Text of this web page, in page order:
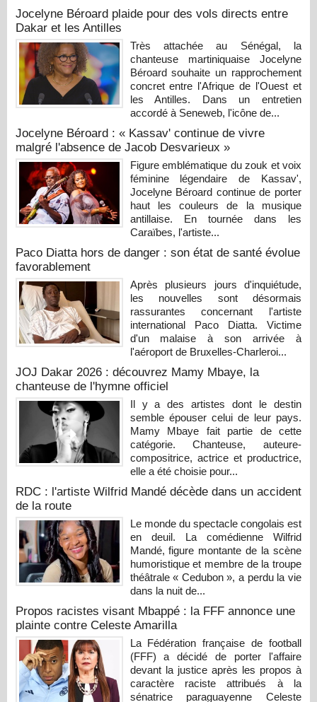
Jocelyne Béroard plaide pour des vols directs entre
Dakar et les Antilles
Très attachée au Sénégal, la
chanteuse martiniquaise Jocelyne
Béroard souhaite un rapprochement
concret entre l'Afrique de l'Ouest et
les Antilles. Dans un entretien
accordé à Seneweb, l'icône de...
Jocelyne Béroard : « Kassav' continue de vivre
malgré l'absence de Jacob Desvarieux »
Figure emblématique du zouk et voix
féminine légendaire de Kassav',
Jocelyne Béroard continue de porter
haut les couleurs de la musique
antillaise. En tournée dans les
Caraïbes, l'artiste...
Paco Diatta hors de danger : son état de santé évolue
favorablement
Après plusieurs jours d'inquiétude,
les nouvelles sont désormais
rassurantes concernant l'artiste
international Paco Diatta. Victime
d'un malaise à son arrivée à
l'aéroport de Bruxelles-Charleroi...
JOJ Dakar 2026 : découvrez Mamy Mbaye, la
chanteuse de l'hymne officiel
Il y a des artistes dont le destin
semble épouser celui de leur pays.
Mamy Mbaye fait partie de cette
catégorie. Chanteuse, auteure-
compositrice, actrice et productrice,
elle a été choisie pour...
RDC : l'artiste Wilfrid Mandé décède dans un accident
de la route
Le monde du spectacle congolais est
en deuil. La comédienne Wilfrid
Mandé, figure montante de la scène
humoristique et membre de la troupe
théâtrale « Cedubon », a perdu la vie
dans la nuit de...
Propos racistes visant Mbappé : la FFF annonce une
plainte contre Celeste Amarilla
La Fédération française de football
(FFF) a décidé de porter l'affaire
devant la justice après les propos à
caractère raciste attribués à la
sénatrice paraguayenne Celeste